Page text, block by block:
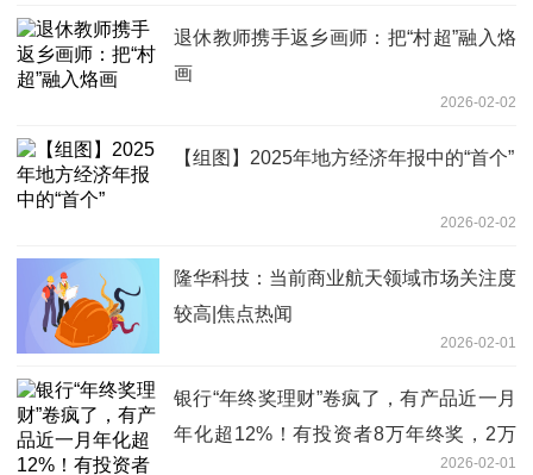
退休教师携手返乡画师：把“村超”融入烙
画
2026-02-02
【组图】2025年地方经济年报中的“首个”
2026-02-02
隆华科技：当前商业航天领域市场关注度
较高|焦点热闻
2026-02-01
银行“年终奖理财”卷疯了，有产品近一月
年化超12%！有投资者8万年终奖，2万
2026-02-01